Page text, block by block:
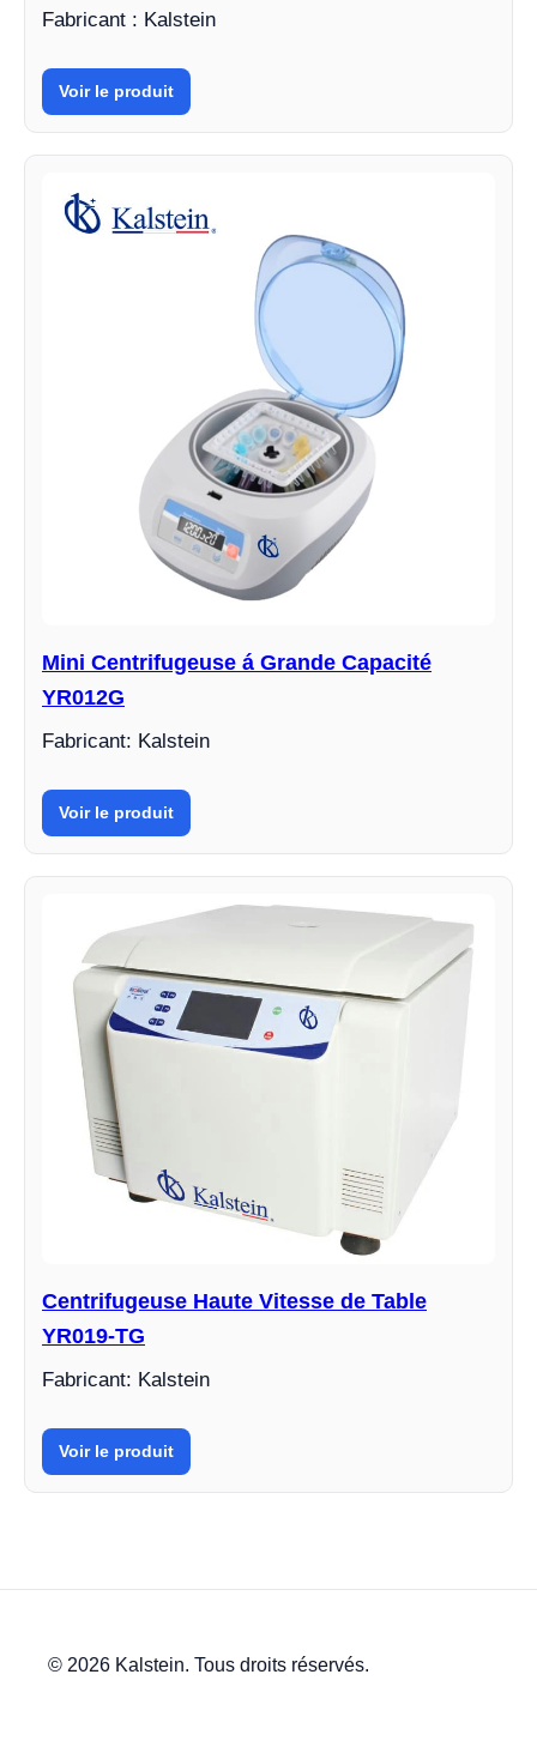
Fabricant : Kalstein
Voir le produit
Mini Centrifugeuse á Grande Capacité
YR012G
Fabricant: Kalstein
Voir le produit
Centrifugeuse Haute Vitesse de Table
YR019-TG
Fabricant: Kalstein
Voir le produit
© 2026 Kalstein. Tous droits réservés.